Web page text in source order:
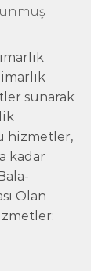
sunarak
hizmetler,
kadar
Olan